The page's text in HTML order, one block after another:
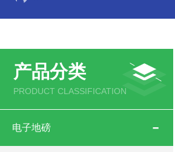
产品分类
PRODUCT CLASSIFICATION
电子地磅